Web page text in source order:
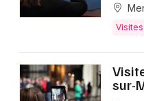
sur-